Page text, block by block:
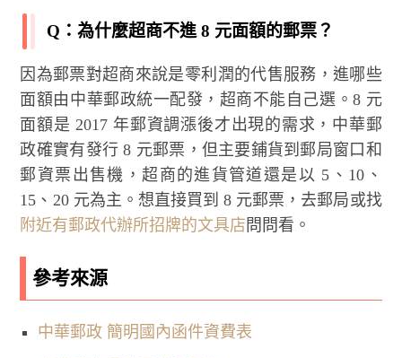
Q：為什麼超商不進 8 元面額的郵票？
因為郵票對超商來說是零利潤的代售服務，進哪些
面額由中華郵政統一配發，超商不能自己選。8 元
面額是 2017 年郵資調漲後才出現的需求，中華郵
政確實有發行 8 元郵票，但主要鋪貨到郵局窗口和
郵資票出售機，超商的進貨管道還是以 5、10、
15、20 元為主。想直接買到 8 元郵票，去郵局或找
附近有郵政代辦所招牌的文具店 問問看。
參考來源
中華郵政 簡明國內函件資費表